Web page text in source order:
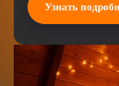
Узнать